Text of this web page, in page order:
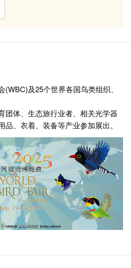
及25个世界各国鸟类组织、
团体、生态旅行业者、相关光学器
、衣着、装备等产业参加展出。